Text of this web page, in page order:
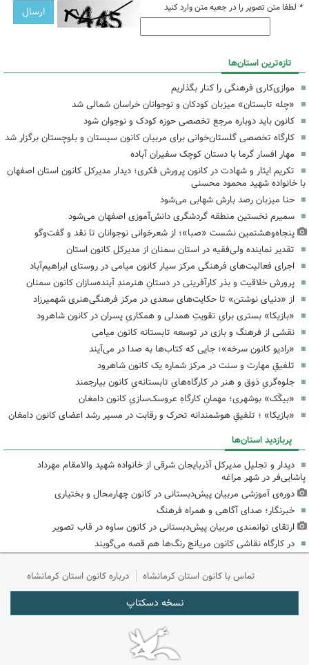
* لطفا متن تصویر را در جعبه متن وارد کنید
تازه‌ترین استان‌ها
موازی‌کاری فرهنگی را کنار بگذاریم
«چله تابستان» میزبان کودکان و نوجوانان خراسان شمالی شد
کانون باید دوباره مرجع تخصصی حوزه کودک و نوجوان شود
کارگاه تخصصی گلستان‌خوانی برای مربیان کانون سیستان و بلوچستان برگزار شد
مهار افسار گرما با دستان کوچک سفیران آباده
تکریم ایثار و شهادت در کانون پرورش فکری؛ دیدار مدیرکل کانون استان اصفهان
با خانواده شهید محمود محسنی
حنا میزبان رصد بارش شهابی می‌شود
سمیرم نخستین منطقه گردشگری دانش‌آموزی اصفهان می‌شود
پنجاه‌وهشتمین نشست «صبا»؛ از شعرخوانی نوجوانان تا نقد و گفت‌وگو
تقدیر نماینده ولی‌فقیه در استان سمنان از مدیرکل کانون استان
اجرای فعالیت‌های فرهنگی مرکز سیار کانون میامی در روستای ابراهیم‌آباد
پرورش خلاقیت و بذر کارآفرینی در دستانِ هنرمندِ آینده‌سازان کانون سمنان
از «دنیای نوشتن» تا حکایت‌های سعدی در مرکز فرهنگی‌هنری شهمیرزاد
«بازیکا» بستری برایِ تقویتِ همدلی و همکاریِ پسران در کانون شاهرود
نقشی از فرهنگ و بازی در توسعه تابستانه کانون میامی
«رادیو کانون سرخه»؛ جایی که کتاب‌ها به صدا در می‌آیند
تلفیقِ مهارت و سنت در مرکز شماره یک کانون شاهرود
جلوه‌گریِ ذوق و هنر در کارگاه‌هایِ تابستانه‌یِ کانون بیارجمند
«بیگَک» بوشهری؛ مهمانِ کارگاهِ عروسک‌سازیِ کانون دامغان
«بازیکا» ؛ تلفیقِ هوشمندانه تحرک و رقابت در مسیر رشد اعضای کانون دامغان
پربازدید استان‌ها
دیدار و تجلیل مدیرکل آذربایجان شرقی از خانواده شهید والامقام مهرداد
پاشایی‌فر در شهر مراغه
دوره‌ی آموزشی مربیان پیش‌دبستانی در کانون چهارمحال و بختیاری
خبرنگار؛ صدای آگاهی و همراه فرهنگ
ارتقای توانمندی مربیان پیش‌دبستانی در کانون ساوه در قاب تصویر
در کارگاه نقاشی کانون مریانج رنگ‌ها هم قصه می‌گویند
تماس با کانون استان کرمانشاه درباره کانون استان کرمانشاه
نسخه دسکتاپ